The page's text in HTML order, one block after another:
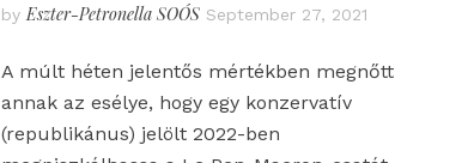
by Eszter-Petronella SOÓS September 27, 2021
A múlt héten jelentős mértékben megnőtt
annak az esélye, hogy egy konzervatív
(republikánus) jelölt 2022-ben